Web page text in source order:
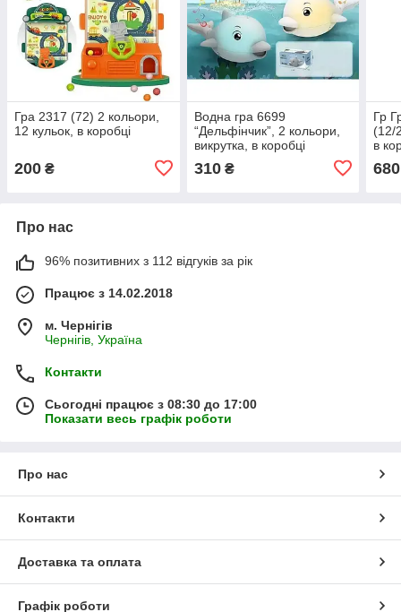
Гра 2317 (72) 2 кольори,
12 кульок, в коробці
200 ₴
Водна гра 6699
“Дельфінчик”, 2 кольори,
викрутка, в коробці
310₴
Гр
(12/
в
680
Про нас
96% позитивних з 112 відгуків за рік
Працює з 14.02.2018
м. Чернігів
Чернігів, Україна
Контакти
Сьогодні працює з 08:30 до 17:00
Показати весь графік роботи
Про нас
Контакти
Доставка та оплата
Графік роботи